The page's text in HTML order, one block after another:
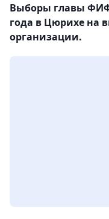
Выборы главы
года в Цюрихе на
организации.